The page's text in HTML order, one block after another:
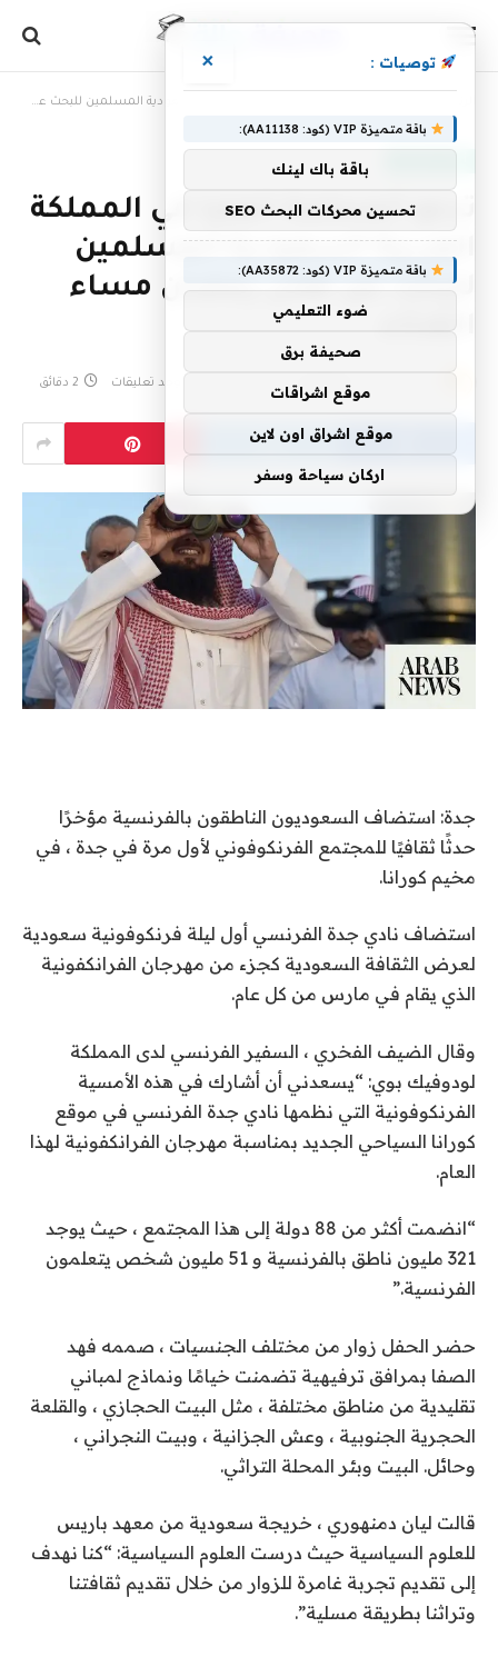
تدعو المحكمة العليا في المملكة العربية السعودية المسلمين للبحث عن هلال رمضان مساء الثلاثاء
تدعو المحكمة العليا في المملكة
العربية السعودية المسلمين
للبحث عن هلال رمضان مساء
الثلاثاء
eshrag لا توجد تعليقات 2 دقائق
جدة: استضاف السعوديون الناطقون بالفرنسية مؤخرًا
حدثًا ثقافيًا للمجتمع الفرنكوفوني لأول مرة في جدة ، في
مخيم كورانا.
استضاف نادي جدة الفرنسي أول ليلة فرنكوفونية سعودية
لعرض الثقافة السعودية كجزء من مهرجان الفرانكفونية
الذي يقام في مارس من كل عام.
وقال الضيف الفخري ، السفير الفرنسي لدى المملكة
لودوفيك بوي: “يسعدني أن أشارك في هذه الأمسية
الفرنكوفونية التي نظمها نادي جدة الفرنسي في موقع
كورانا السياحي الجديد بمناسبة مهرجان الفرانكفونية لهذا
العام.
“انضمت أكثر من 88 دولة إلى هذا المجتمع ، حيث يوجد
321 مليون ناطق بالفرنسية و 51 مليون شخص يتعلمون
الفرنسية.”
حضر الحفل زوار من مختلف الجنسيات ، صممه فهد
الصفا بمرافق ترفيهية تضمنت خيامًا ونماذج لمباني
تقليدية من مناطق مختلفة ، مثل البيت الحجازي ، والقلعة
الحجرية الجنوبية ، وعش الجزانية ، وبيت النجراني ،
وحائل. البيت وبئر المحلة التراثي.
قالت ليان دمنهوري ، خريجة سعودية من معهد باريس
للعلوم السياسية حيث درست العلوم السياسية: “كنا نهدف
إلى تقديم تجربة غامرة للزوار من خلال تقديم ثقافتنا
وتراثنا بطريقة مسلية”.
توصيات : ×
باقة متميزة VIP (كود: AA11138):
باقة باك لينك
تحسين محركات البحث SEO
باقة متميزة VIP (كود: AA35872):
ضوء التعليمي
صحيفة برق
موقع اشراقات
موقع اشراق اون لاين
اركان سياحة وسفر